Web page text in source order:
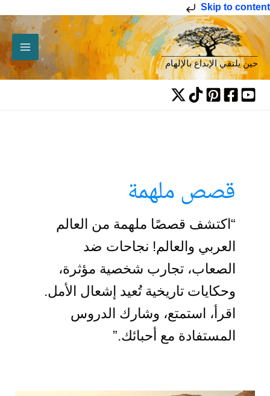
Skip to content
تخطي
إلى
المحتوى
حين يلتقي الإبداع بالإلهام
قصص ملهمة
“اكتشف قصصًا ملهمة من العالم
العربي والعالم! نجاحات ضد
الصعاب، تجارب شخصية مؤثرة،
وحكايات تاريخية تُعيد إشعال الأمل.
اقرأ، استمتع، وشارك الدروس
المستفادة مع أحبائك.”